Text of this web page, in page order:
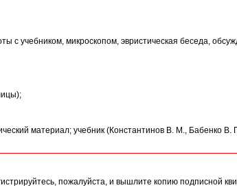
с учебником, микроскопом, эвристическая беседа,
материал; учебник (Константинов В. М., Бабенко В.
пожалуйста, и вышлите копию подписной